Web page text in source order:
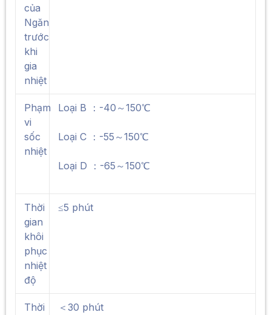
của
Ngăn
trước
khi
gia
nhiệt
Phạm
vi
sốc
nhiệt
Loại B ：-40～150℃
Loại C ：-55～150℃
Loại D ：-65～150℃
Thời
gian
khôi
phục
nhiệt
độ
≤5 phút
Thời
＜30 phút